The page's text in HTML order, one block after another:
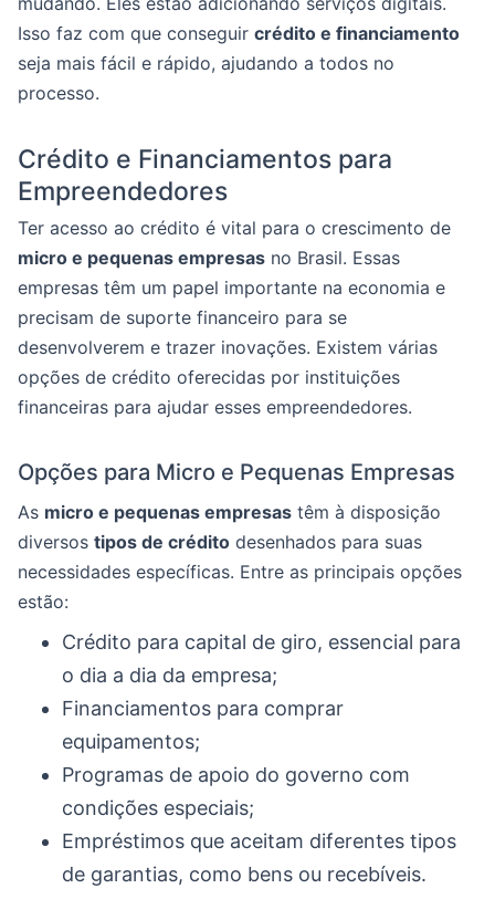
Isso faz com que conseguir crédito e financiamento
seja mais fácil e rápido, ajudando a todos no
processo.
Crédito e Financiamentos para
Empreendedores
Ter acesso ao crédito é vital para o crescimento de
micro e pequenas empresas no Brasil. Essas
empresas têm um papel importante na economia e
precisam de suporte financeiro para se
desenvolverem e trazer inovações. Existem várias
opções de crédito oferecidas por instituições
financeiras para ajudar esses empreendedores.
Opções para Micro e Pequenas Empresas
As micro e pequenas empresas têm à disposição
diversos tipos de crédito desenhados para suas
necessidades específicas. Entre as principais opções
estão:
Crédito para capital de giro, essencial para
o dia a dia da empresa;
Financiamentos para comprar
equipamentos;
Programas de apoio do governo com
condições especiais;
Empréstimos que aceitam diferentes tipos
de garantias, como bens ou recebíveis.